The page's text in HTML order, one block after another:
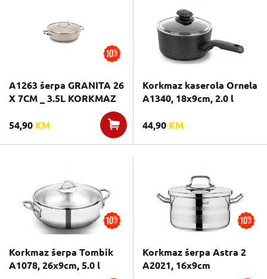
A1263 šerpa GRANITA 26
X 7CM _ 3.5L KORKMAZ
54,90 KM
Korkmaz kaserola Ornela
A1340, 18x9cm, 2.0 l
44,90 KM
Korkmaz šerpa Tombik
A1078, 26x9cm, 5.0 l
Korkmaz šerpa Astra 2
A2021, 16x9cm